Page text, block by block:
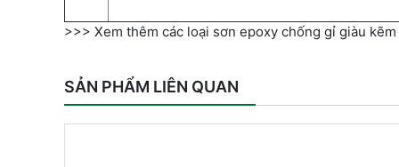
>>> Xem thêm các loại sơn epoxy chống gỉ giàu
SẢN PHẨM LIÊN QUAN